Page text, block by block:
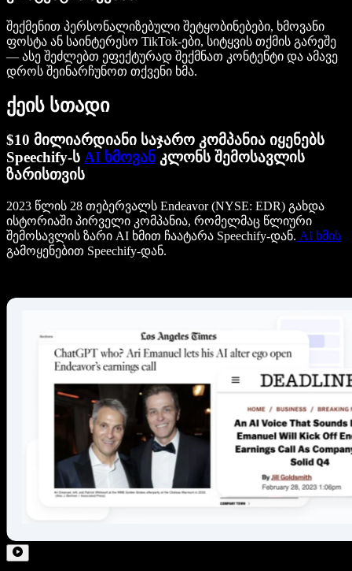
შექმენით პერსონალიზებული შეტყობინებები, ხმოვანი
ფოსტა ან საინტერესო TikTok-ები, სიტყვის თქმის გარეშე
— ასე შეძლებთ ეფექტურად შექმნათ კონტენტი და ამავე
დროს შეინარჩუნოთ თქვენი ხმა.
ქეის სთადი
$10 მილიარდიანი საჯარო კომპანია იყენებს
Speechify-ს AI ხმოვან კლონს შემოსავლის
ზარისთვის
2023 წლის 28 თებერვალს Endeavor (NYSE: EDR) გახდა
ისტორიაში პირველი კომპანია, რომელმაც წლიური
შემოსავლის ზარი AI ხმით ჩაატარა Speechify-დან. AI ხმის
გამოყენებით Speechify-დან.